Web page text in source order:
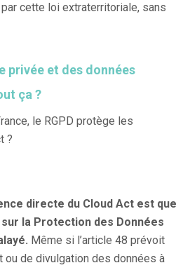
cette loi extraterritoriale, sans
privée et des données
ça ?
le RGPD protège les
?
directe du Cloud Act est que
la Protection des Données
Même si l’article 48 prévoit
ou de divulgation des données à